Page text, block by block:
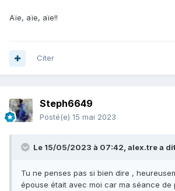
Aïe, aïe, aïe!!
Citer
Steph6649
Posté(e) 15 mai 2023
Le 15/05/2023 à 07:42, alex.trea
Tu ne penses pas si bien dire ,
épouse était avec moi car ma séance de